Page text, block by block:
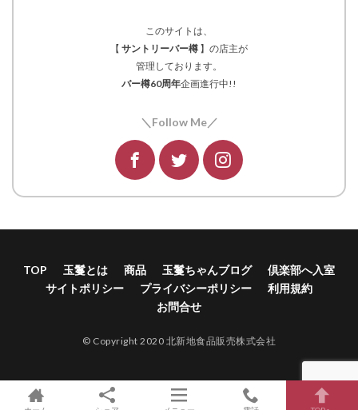
このサイトは、
【 サントリーバー樽 】の店主が
管理しております。
バー樽60周年企画進行中!!
＼Follow Me／
TOP 玉鬘とは 商品 玉鬘ちゃんブログ
倶楽部へ入室
サイトポリシー
プライバシーポリシー
利用規約
お問合せ
© Copyright 2020 北新地食品販売株式会社